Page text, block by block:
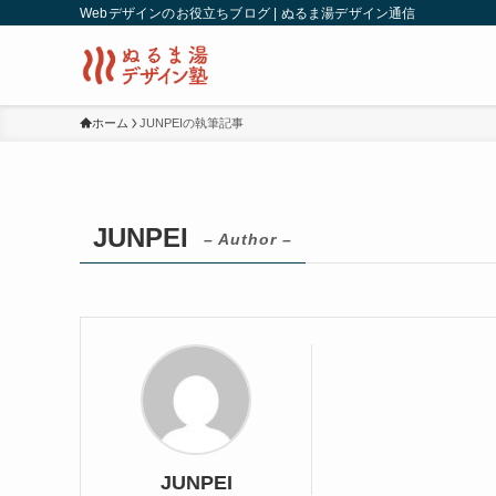
Webデザインのお役立ちブログ | ぬるま湯デザイン通信
ホーム JUNPEIの執筆記事
JUNPEI – Author –
JUNPEI